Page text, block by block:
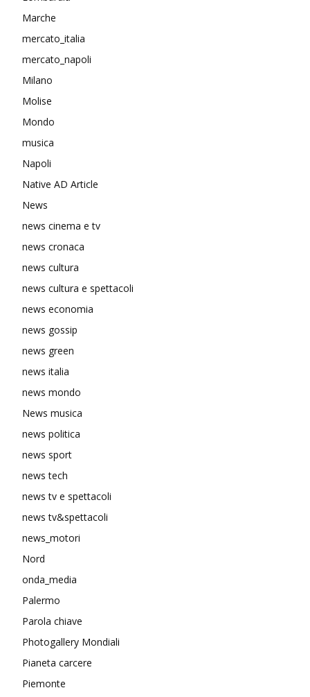
Marche
mercato_italia
mercato_napoli
Milano
Molise
Mondo
musica
Napoli
Native AD Article
News
news cinema e tv
news cronaca
news cultura
news cultura e spettacoli
news economia
news gossip
news green
news italia
news mondo
News musica
news politica
news sport
news tech
news tv e spettacoli
news tv&spettacoli
news_motori
Nord
onda_media
Palermo
Parola chiave
Photogallery Mondiali
Pianeta carcere
Piemonte